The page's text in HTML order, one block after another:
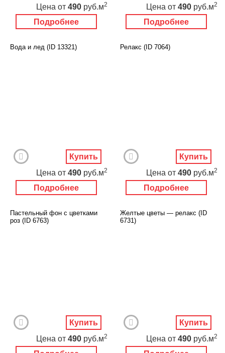
Подробнее
Цена от 490 руб.м2
Подробнее
Цена от 490 руб.м2
Вода и лед (ID 13321)
Подробнее
Цена от 490 руб.м2
Купить
Релакс (ID 7064)
Подробнее
Цена от 490 руб.м2
Купить
Пастельный фон с цветками
роз (ID 6763)
Цена от 490 руб.м2
Купить
Желтые цветы — релакс (ID
6731)
Цена от 490 руб.м2
Купить